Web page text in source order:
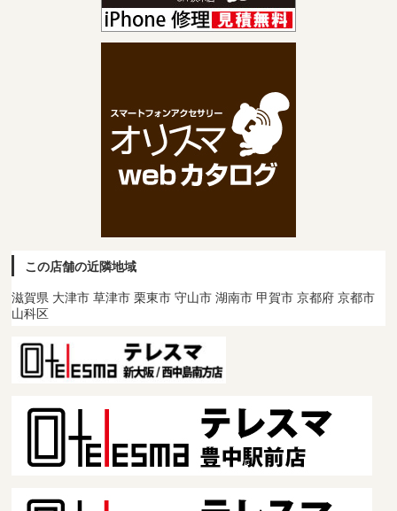
この店舗の近隣地域
滋賀県 大津市 草津市 栗東市 守山市 湖南市 甲賀市 京都府 京都市
山科区